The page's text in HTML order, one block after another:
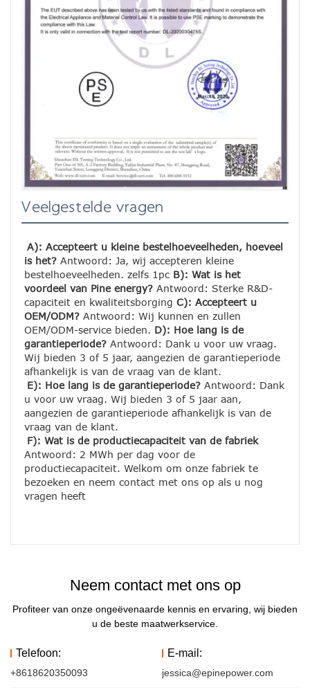
Veelgestelde vragen
A): Accepteert u kleine bestelhoeveelheden, hoeveel
is het? Antwoord: Ja, wij accepteren kleine
bestelhoeveelheden. zelfs 1pc B): Wat is het
voordeel van Pine energy? Antwoord: Sterke R&D-
capaciteit en kwaliteitsborging C): Accepteert u
OEM/ODM? Antwoord: Wij kunnen en zullen
OEM/ODM-service bieden. D): Hoe lang is de
garantieperiode? Antwoord: Dank u voor uw vraag.
Wij bieden 3 of 5 jaar, aangezien de garantieperiode
afhankelijk is van de vraag van de klant.
E): Hoe lang is de garantieperiode? Antwoord: Dank
u voor uw vraag. Wij bieden 3 of 5 jaar aan,
aangezien de garantieperiode afhankelijk is van de
vraag van de klant.
F): Wat is de productiecapaciteit van de fabriek
Antwoord: 2 MWh per dag voor de
productiecapaciteit. Welkom om onze fabriek te
bezoeken en neem contact met ons op als u nog
vragen heeft
Neem contact met ons op
Profiteer van onze ongeëvenaarde kennis en ervaring, wij bieden
u de beste maatwerkservice.
Telefoon:
+8618620350093
E-mail:
jessica@epinepower.com